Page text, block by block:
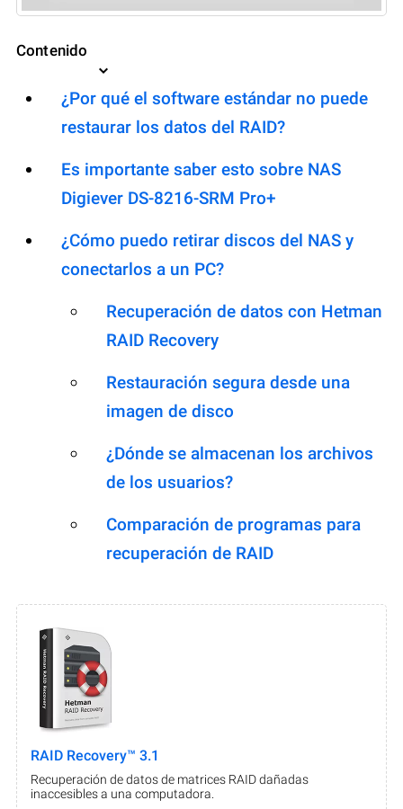
Contenido
¿Por qué el software estándar no puede
restaurar los datos del RAID?
Es importante saber esto sobre NAS
Digiever DS-8216-SRM Pro+
¿Cómo puedo retirar discos del NAS y
conectarlos a un PC?
Recuperación de datos con Hetman
RAID Recovery
Restauración segura desde una
imagen de disco
¿Dónde se almacenan los archivos
de los usuarios?
Comparación de programas para
recuperación de RAID
RAID Recovery™ 3.1
Recuperación de datos de matrices RAID dañadas
inaccesibles a una computadora.